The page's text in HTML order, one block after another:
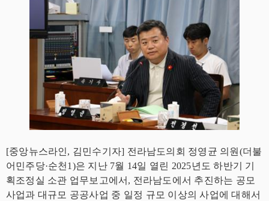
[중앙뉴스라인, 김민수기자] 전라남도의회 정영균 의원(더불
어민주당·순천1)은 지난 7월 14일 열린 2025년도 하반기 기
획조정실 소관 업무보고에서, 전라남도에서 추진하는 공모
사업과 대규모 공공사업 중 일정 규모 이상의 사업에 대해서